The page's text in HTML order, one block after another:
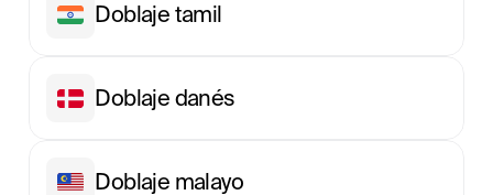
Doblaje tamil
Doblaje danés
Doblaje malayo